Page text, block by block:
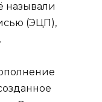
называли
(ЭЦП),